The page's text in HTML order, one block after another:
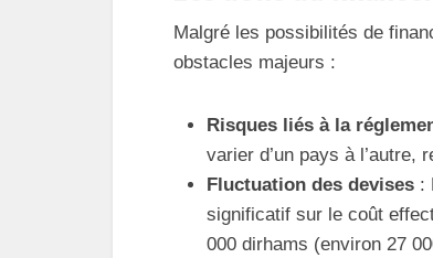
Malgré les possibilités de
obstacles majeurs :
Risques liés à la
varier d’un pays à l’autre,
Fluctuation des devises :
significatif sur le coût
000 dirhams (environ 27